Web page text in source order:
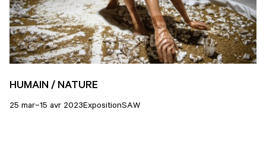
HUMAIN / NATURE
25 mar–15 avr 2023ExpositionSAW